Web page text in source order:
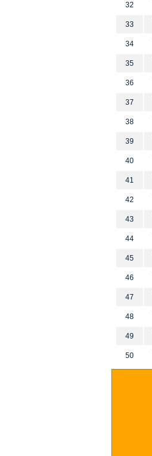
32
33
34
35
36
37
38
39
40
41
42
43
44
45
46
47
48
49
50